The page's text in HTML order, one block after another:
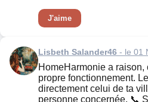
J'aime
Lisbeth Salander46 - le 01
HomeHarmonie a raison,
propre fonctionnement.
directement celui de ta
personne concernée. 📞